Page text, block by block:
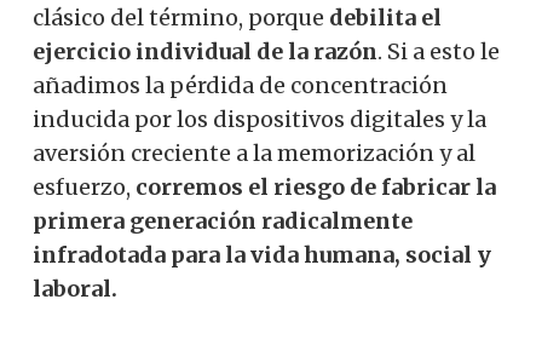
clásico del término, porque debilita el
ejercicio individual de la razón. Si a esto le
añadimos la pérdida de concentración
inducida por los dispositivos digitales y la
aversión creciente a la memorización y al
esfuerzo, corremos el riesgo de fabricar la
primera generación radicalmente
infradotada para la vida humana, social y
laboral.